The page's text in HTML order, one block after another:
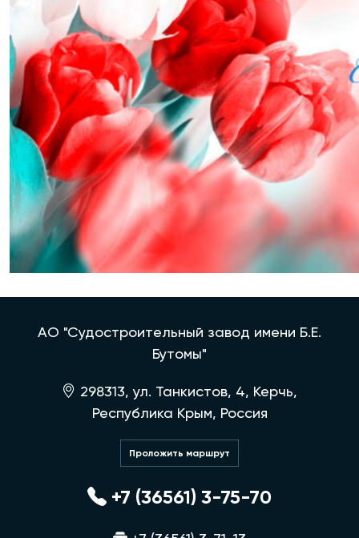
АО "Судостроительный завод имени Б.Е.
Бутомы"
298313, ул. Танкистов, 4, Керчь,
Республика Крым, Россия
Проложить маршрут
+7 (36561) 3-75-70